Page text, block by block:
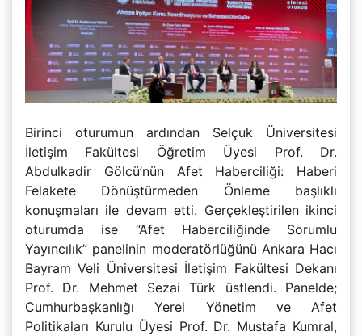
Birinci oturumun ardından Selçuk Üniversitesi
İletişim Fakültesi Öğretim Üyesi Prof. Dr.
Abdulkadir Gölcü’nün Afet Haberciliği: Haberi
Felakete Dönüştürmeden Önleme başlıklı
konuşmaları ile devam etti. Gerçekleştirilen ikinci
oturumda ise “Afet Haberciliğinde Sorumlu
Yayıncılık” panelinin moderatörlüğünü Ankara Hacı
Bayram Veli Üniversitesi İletişim Fakültesi Dekanı
Prof. Dr. Mehmet Sezai Türk üstlendi. Panelde;
Cumhurbaşkanlığı Yerel Yönetim ve Afet
Politikaları Kurulu Üyesi Prof. Dr. Mustafa Kumral,